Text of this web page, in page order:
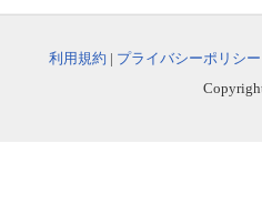
利用規約 | プライバシーポリシー